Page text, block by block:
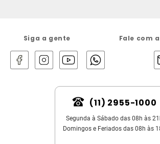
Siga a gente Fale com
(11) 2955-1000
Segunda à Sábado das 08h às
Domingos e Feriados das 08h às